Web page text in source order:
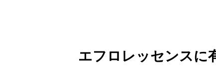
エフロレッセンスに